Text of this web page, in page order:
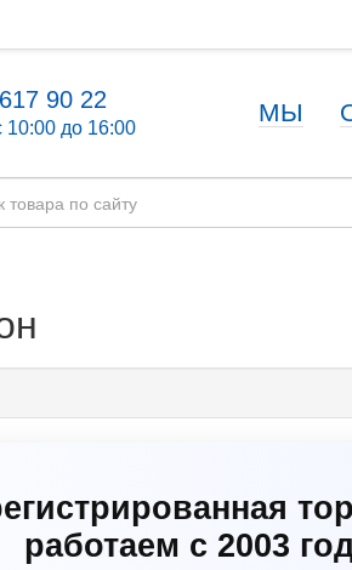
90 22
10:00 до 16:00
МЫ
работаем с 2003